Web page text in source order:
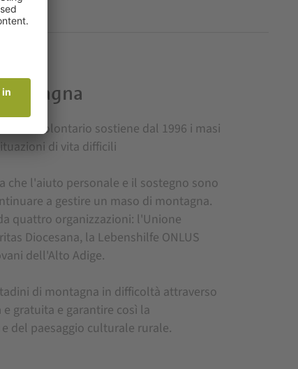
Volontario sostiene dal 1996 i masi
di vita difficili
che l'aiuto personale e il sostegno sono
a gestire un maso di montagna.
quattro organizzazioni: l'Unione
Diocesana, la Lebenshilfe ONLUS
dell'Alto Adige.
di montagna in difficoltà attraverso
gratuita e garantire così la
del paesaggio culturale rurale.